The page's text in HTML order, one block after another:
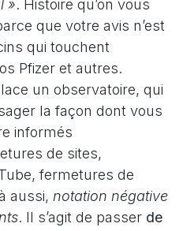
». Histoire qu’on vous
que votre avis n’est
qui touchent
Pfizer et autres.
un observatoire, qui
la façon dont vous
informés
de sites,
fermetures de
aussi, notation négative
. Il s’agit de passer de